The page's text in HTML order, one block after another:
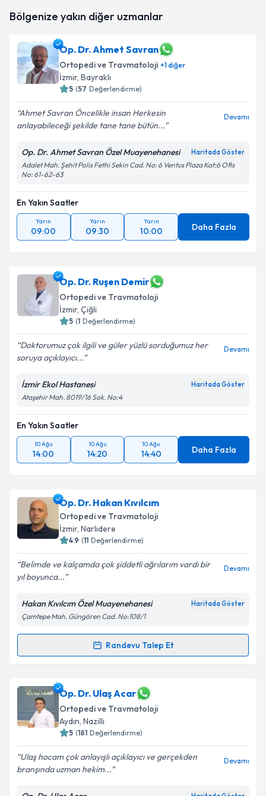
Kişisel verilerimin işlenmesine ilişkin
Metni'ni okudum ve kişisel verilerimin belirtilen
kapsamda işlenmesini kabul ediyorum.
Takvim Talebini Gönder
Bölgenize yakın diğer uzmanlar
Op. Dr. Ahmet Savran
Ortopedi ve Travmatoloji +1diğer
İzmir, Bayraklı
5 (57 Değerlendirme)
Ahmet Savran Öncelikle insan Herkesin
anlayabileceği şekilde tane tane bütün...
Devamı
Op. Dr. Ahmet Savran Özel Muayenehanesi Haritada Göster
Adalet Mah. Şehit Polis Fethi Sekin Cad. No: 6 Ventus Plaza Kat:6 Ofis
No: 61-62-63
En Yakın Saatler
Yarın
09:00
Yarın
09:30
Yarın
10:00 Daha Fazla
Op. Dr. Ruşen Demir
Ortopedi ve Travmatoloji
İzmir, Çiğli
5 (1 Değerlendirme)
Doktorumuz çok ilgili ve güler yüzlü sorduğumuz her
soruya açıklayıcı...
Devamı
İzmir Ekol Hastanesi Haritada Göster
Ataşehir Mah. 8019/16 Sok. No:4
En Yakın Saatler
10 Ağu
14:00
10 Ağu
14:20
10 Ağu
14:40 Daha Fazla
Op. Dr. Hakan Kıvılcım
Ortopedi ve Travmatoloji
İzmir, Narlıdere
4.9 (11 Değerlendirme)
Belimde ve kalçamda çok şiddetli ağrılarım vardı bir
yıl boyunca...
Devamı
Hakan Kıvılcım Özel Muayenehanesi Haritada Göster
Çamtepe Mah. Güngören Cad. No:108/1
Randevu Talep Et
Randevu Takvimi Talebi
Op. Dr. Hakan Kıvılcımiçin randevu takvimi talebi
oluşturun. Size bu uzmandan randevu almanız için bir
takvim hazırlandığında e-posta ile bilgilendireceğiz.
E-posta Adresiniz
Op. Dr. Ulaş Acar
Ortopedi ve Travmatoloji
Aydın, Nazilli
5 (181 Değerlendirme)
Ulaş hocam çok anlayışlı açıklayıcı ve gerçekden
branşında uzman hekim...
Devamı